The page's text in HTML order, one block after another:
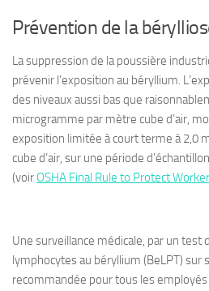
Prévention de la
La suppression de la poussière
prévenir l’exposition au béryllium.
des niveaux aussi bas que
microgramme par mètre cube d’air,
exposition limitée à court terme à 2,0
cube d’air, sur une période
(voir OSHA Final Rule to Protect
Une surveillance médicale, par un test
lymphocytes au béryllium (BeLPT) sur
recommandée pour tous les